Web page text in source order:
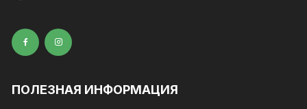
ПОЛЕЗНАЯ ИНФОРМАЦИЯ